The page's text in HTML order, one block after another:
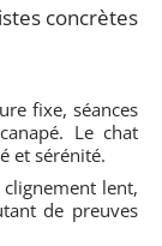
concrètes
fixe, séances
Le chat
et sérénité.
lent,
de preuves